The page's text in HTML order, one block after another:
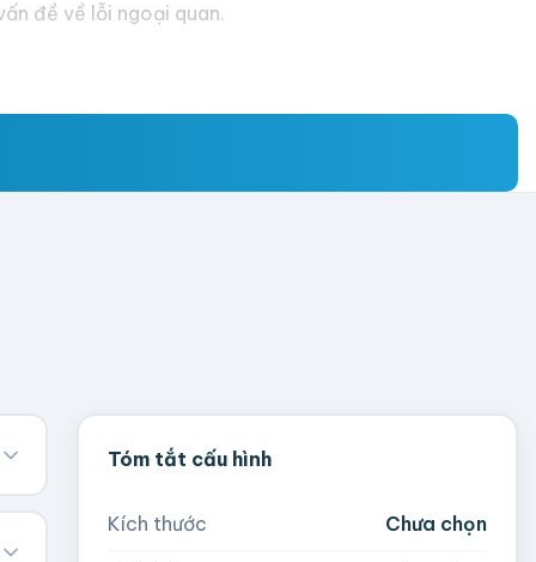
đề về lỗi ngoại quan.
Tóm tắt cấu hình
Kích thước Chưa chọn